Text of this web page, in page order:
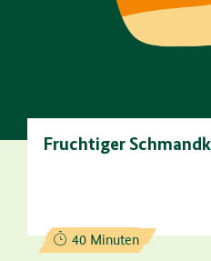
Fruchtiger
Zubereitungszeit:
40 Minuten